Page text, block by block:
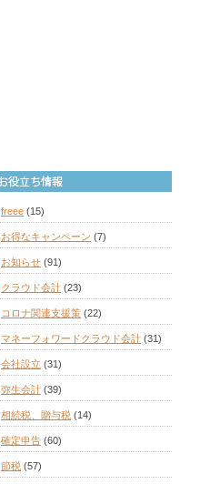
freee (15)
お得なキャンペーン (7)
お知らせ (91)
クラウド会計 (23)
コロナ関連支援策 (22)
マネーフォワードクラウド会計 (31)
会社設立 (31)
弥生会計 (39)
相続税、贈与税 (14)
確定申告 (60)
節税 (57)